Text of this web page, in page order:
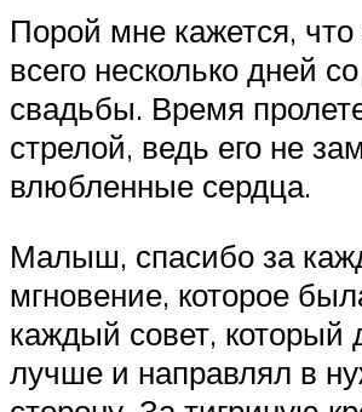
Порой мне кажется,
всего несколько дней
свадьбы. Время
стрелой, ведь его не
влюбленные сердца.
Малыш, спасибо за
мгновение, которое
каждый совет, который
лучше и направлял в